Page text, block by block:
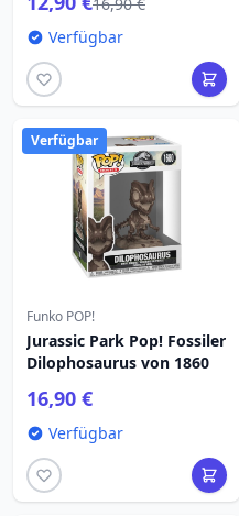
Verfügbar
Verfügbar
Funko POP!
Jurassic Park Pop! Fossiler
Dilophosaurus von 1860
16,90 €
Verfügbar